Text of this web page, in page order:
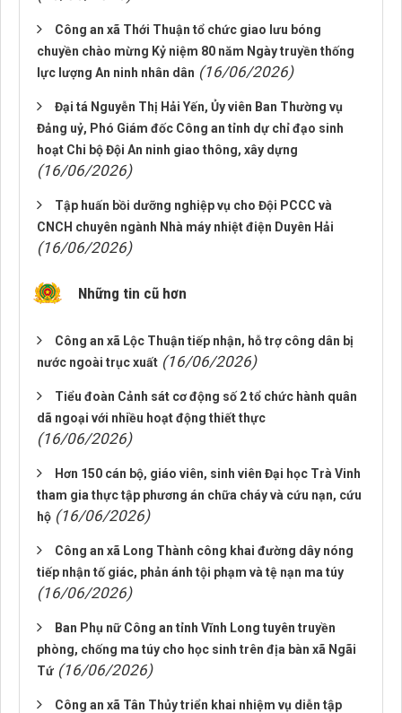
Công an xã Thới Thuận tổ chức giao lưu bóng
chuyền chào mừng Kỷ niệm 80 năm Ngày truyền thống
lực lượng An ninh nhân dân (16/06/2026)
Đại tá Nguyễn Thị Hải Yến, Ủy viên Ban Thường vụ
Đảng uỷ, Phó Giám đốc Công an tỉnh dự chỉ đạo sinh
hoạt Chi bộ Đội An ninh giao thông, xây dựng
(16/06/2026)
Tập huấn bồi dưỡng nghiệp vụ cho Đội PCCC và
CNCH chuyên ngành Nhà máy nhiệt điện Duyên Hải
(16/06/2026)
Những tin cũ hơn
Công an xã Lộc Thuận tiếp nhận, hỗ trợ công dân bị
nước ngoài trục xuất (16/06/2026)
Tiểu đoàn Cảnh sát cơ động số 2 tổ chức hành quân
dã ngoại với nhiều hoạt động thiết thực
(16/06/2026)
Hơn 150 cán bộ, giáo viên, sinh viên Đại học Trà Vinh
tham gia thực tập phương án chữa cháy và cứu nạn, cứu
hộ (16/06/2026)
Công an xã Long Thành công khai đường dây nóng
tiếp nhận tố giác, phản ánh tội phạm và tệ nạn ma túy
(16/06/2026)
Ban Phụ nữ Công an tỉnh Vĩnh Long tuyên truyền
phòng, chống ma túy cho học sinh trên địa bàn xã Ngãi
Tứ (16/06/2026)
Công an xã Tân Thủy triển khai nhiệm vụ diễn tập